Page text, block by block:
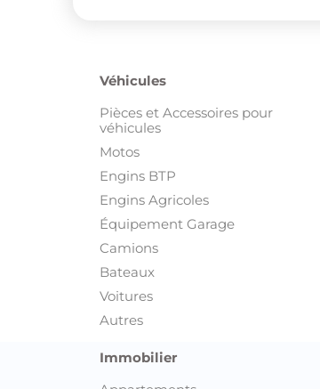
Véhicules
Pièces et Accessoires pour
véhicules
Motos
Engins BTP
Engins Agricoles
Équipement Garage
Camions
Bateaux
Voitures
Autres
Immobilier